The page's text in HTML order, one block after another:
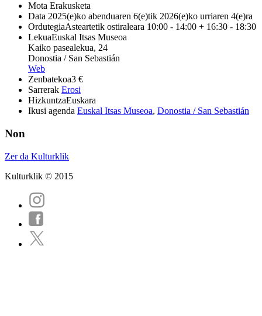
Mota Erakusketa
Data 2025(e)ko abenduaren 6(e)tik 2026(e)ko urriaren 4(e)ra
OrdutegiaAsteartetik ostiraleara 10:00 - 14:00 + 16:30 - 18:30
LekuaEuskal Itsas Museoa
Kaiko pasealekua, 24
Donostia / San Sebastián
Web
Zenbatekoa3 €
Sarrerak Erosi
HizkuntzaEuskara
Ikusi agenda Euskal Itsas Museoa, Donostia / San Sebastián
Non
Zer da Kulturklik
Kulturklik © 2015